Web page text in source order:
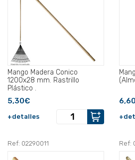
Mango Madera Conico
1200x28 mm. Rastrillo
Plástico .
5,30€
+detalles
Ref: 02290011 Ref: